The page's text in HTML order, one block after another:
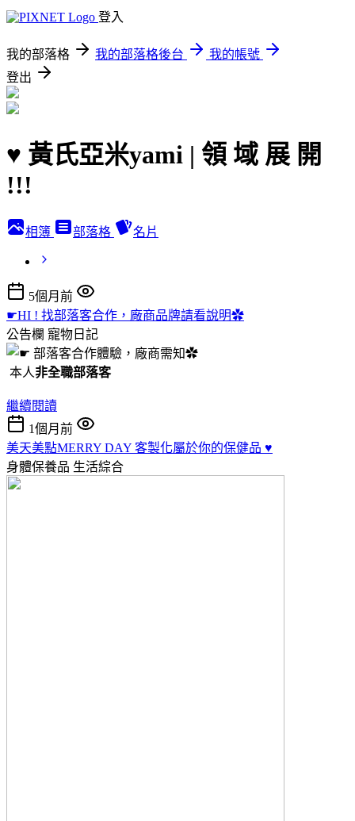
登入
我的部落格 我的部落格後台
我的帳號
登出
♥ 黃氏亞米yami | 領 域 展 開
!!!
相簿 部落格 名片
5個月前
☛HI ! 找部落客合作，廠商品牌請看說明✿
公告欄 寵物日記
本人非全職部落客
繼續閱讀
1個月前
美天美點MERRY DAY 客製化屬於你的保健品 ♥️
身體保養品 生活綜合